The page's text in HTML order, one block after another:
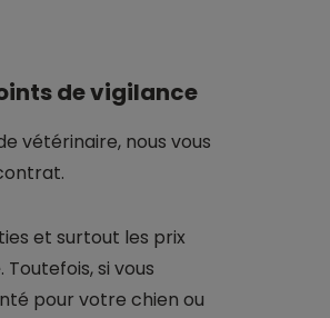
de vigilance
vétérinaire, nous vous
et surtout les prix
. Toutefois, si vous
pour votre chien ou